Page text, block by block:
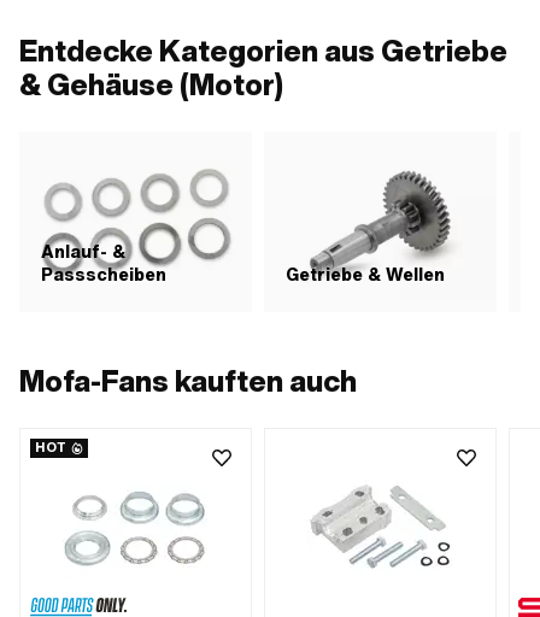
Entdecke Kategorien aus Getriebe
& Gehäuse (Motor)
Anlauf- &
Passscheiben
Getriebe & Wellen
Mofa-Fans kauften auch
HOT